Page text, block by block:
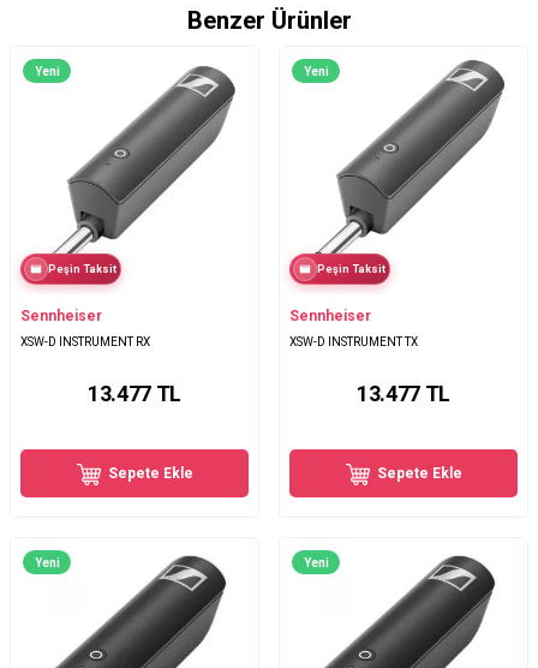
Benzer Ürünler
Yeni
Peşin Taksit
Sennheiser
XSW-D INSTRUMENT RX
13.477TL
Sepete Ekle
Yeni
Peşin Taksit
Sennheiser
XSW-D INSTRUMENT TX
13.477TL
Sepete Ekle
Yeni Yeni